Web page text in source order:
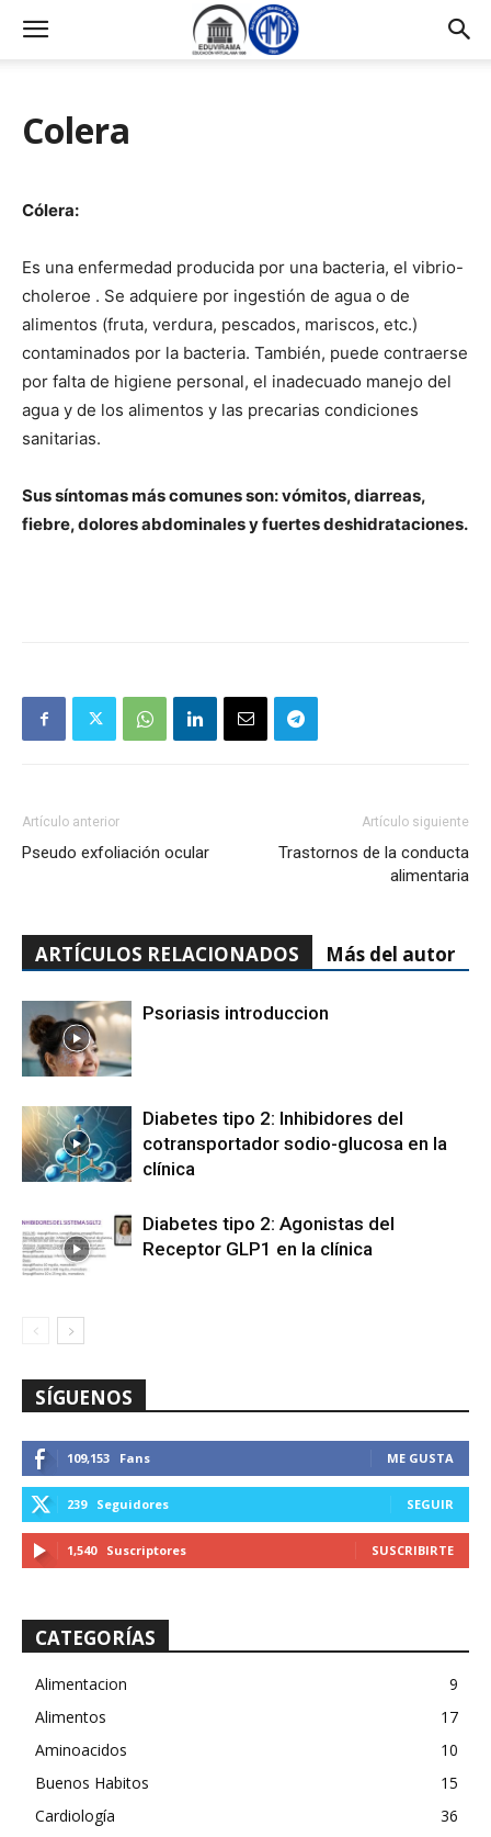
Colera
Cólera:
Es una enfermedad producida por una bacteria, el vibrio-
choleroe . Se adquiere por ingestión de agua o de
alimentos (fruta, verdura, pescados, mariscos, etc.)
contaminados por la bacteria. También, puede contraerse
por falta de higiene personal, el inadecuado manejo del
agua y de los alimentos y las precarias condiciones
sanitarias.
Sus síntomas más comunes son: vómitos, diarreas,
fiebre, dolores abdominales y fuertes deshidrataciones.
Artículo anterior
Pseudo exfoliación ocular
Artículo siguiente
Trastornos de la conducta
alimentaria
ARTÍCULOS RELACIONADOS Más del autor
Psoriasis introduccion
Diabetes tipo 2: Inhibidores del
cotransportador sodio-glucosa en la
clínica
Diabetes tipo 2: Agonistas del
Receptor GLP1 en la clínica
SÍGUENOS
109,153 Fans ME GUSTA
239 Seguidores SEGUIR
1,540 Suscriptores SUSCRIBIRTE
CATEGORÍAS
Alimentacion
9
Alimentos
17
Aminoacidos
10
Buenos Habitos
15
Cardiología
36